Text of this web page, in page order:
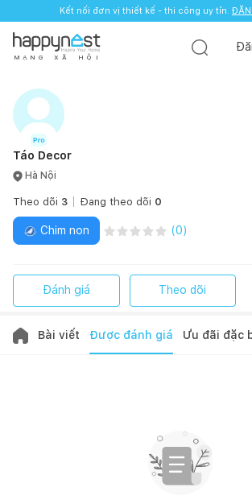
Kết nối đơn vị thiết kế - thi công uy tín.
M Ạ N G X Ã H Ộ I
Táo Decor
Hà Nội
Theo dõi 3 Đang theo dõi 0
Chim non (0)
Đánh giá Theo dõi
Bài viết Được đánh giá Ưu đãi đặc